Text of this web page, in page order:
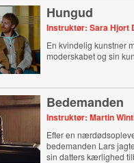
Hungud
Instruktør: Sara Hjort
En kvindelig kunstner
moderskabet og sin
Bedemanden
Instruktør: Martin
Efter en
bedemanden Lars
sin datters kærlighed